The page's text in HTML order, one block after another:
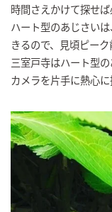
時間さえかけて探せ
ハート型のあじさい
きるので、見頃ピー
三室戸寺はハート型
カメラを片手に熱心